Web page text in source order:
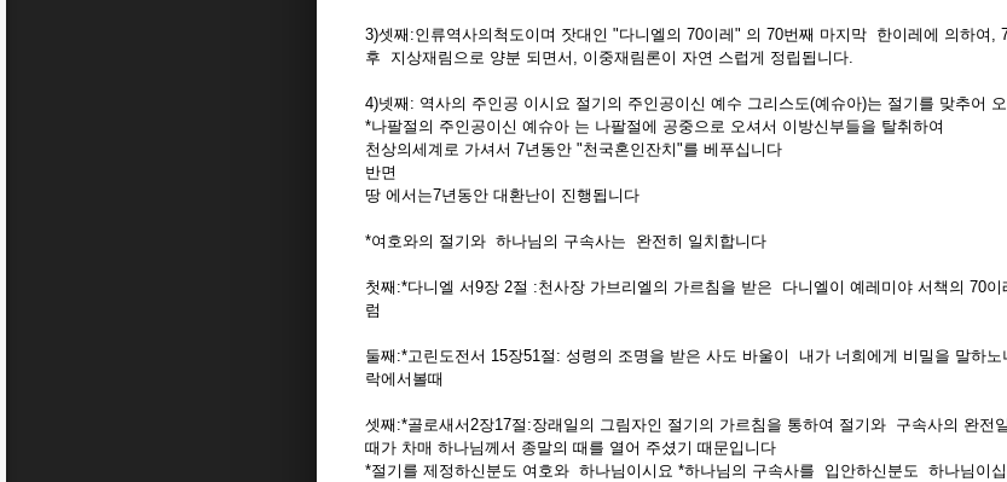
3)셋째:인류역사의척도이며 잣대인 "다니엘의 70이레" 의 70번째 마지막 한이레에 의하여
후 지상재림으로 양분 되면서, 이중재림론이 자연 스럽게 정립됩니다.
4)넷째: 역사의 주인공 이시요 절기의 주인공이신 예수 그리스도(예슈아)는 절기를 맞추어
*나팔절의 주인공이신 예슈아 는 나팔절에 공중으로 오셔서 이방신부들을 탈취하여
천상의세계로 가셔서 7년동안 "천국혼인잔치"를 베푸십니다
반면
땅 에서는7년동안 대환난이 진행됩니다
*여호와의 절기와 하나님의 구속사는 완전히 일치합니다
첫째:*다니엘 서9장 2절 :천사장 가브리엘의 가르침을 받은 다니엘이 예레미야 서책의 70
럼
둘째:*고린도전서 15장51절: 성령의 조명을 받은 사도 바울이 내가 너희에게 비밀을 말하
락에서볼때
셋째:*골로새서2장17절:장래일의 그림자인 절기의 가르침을 통하여 절기와 구속사의 완
때가 차매 하나님께서 종말의 때를 열어 주셨기 때문입니다
*절기를 제정하신분도 여호와 하나님이시요 *하나님의 구속사를 입안하신분도 하나님이